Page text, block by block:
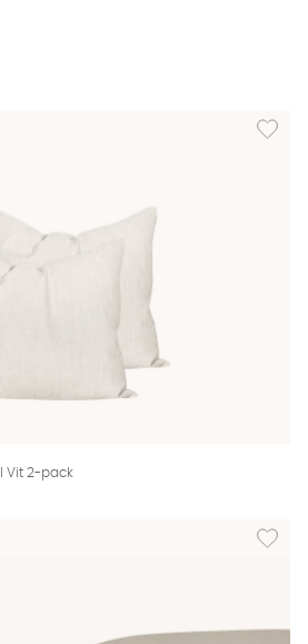
Lägg
Vit 2-pack Finns även i dessa
Vit 2-pack
Lägg